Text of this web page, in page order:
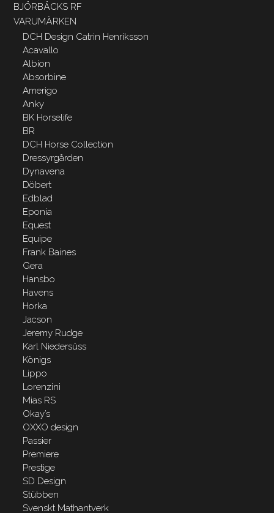
BJÖRBÄCKS RF
VARUMÄRKEN
DCH Design Catrin Henriksson
Acavallo
Albion
Absorbine
Amerigo
Anky
BK Horselife
BR
DCH Horse Collection
Dressyrgården
Dynavena
Döbert
Edblad
Eponia
Equest
Equipe
Frank Baines
Gera
Hansbo
Havens
Horka
Jacson
Jeremy Rudge
Karl Niedersüss
Königs
Lippo
Lorenzini
Mias RS
Okay’s
OXXO design
Passier
Premiere
Prestige
SD Design
Stübben
Svenskt Mathantverk